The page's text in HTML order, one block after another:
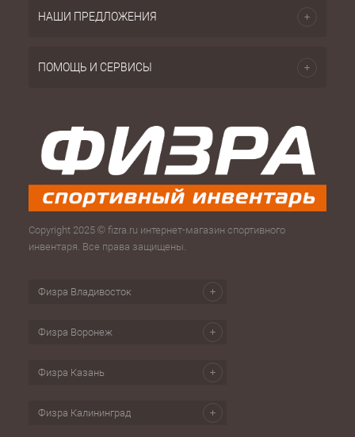
НАШИ ПРЕДЛОЖЕНИЯ
ПОМОЩЬ И СЕРВИСЫ
Copyright 2025 © fizra.ru интернет-магазин спортивного
инвентаря. Все права защищены.
Физра Владивосток
Физра Воронеж
Физра Казань
Физра Калининград